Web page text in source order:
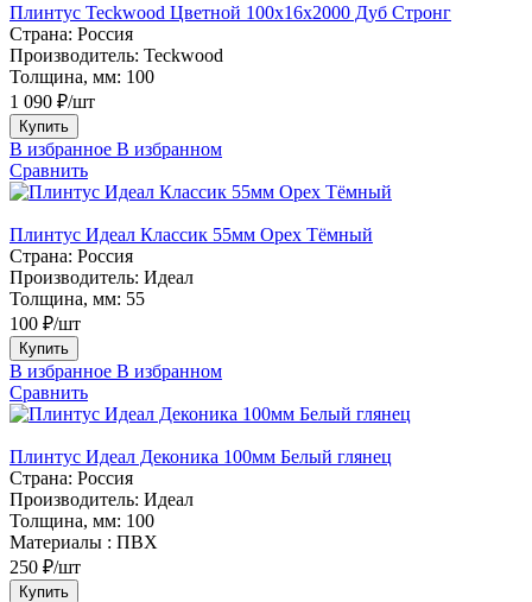
Плинтус Teckwood Цветной 100x16х2000 Дуб Стронг
Страна: Россия
Производитель: Teckwood
Толщина, мм: 100
1 090 ₽/шт
Купить
В избранное В избранном
Сравнить
Плинтус Идеал Классик 55мм Орех Тёмный
Страна: Россия
Производитель: Идеал
Толщина, мм: 55
100 ₽/шт
Купить
В избранное В избранном
Сравнить
Плинтус Идеал Деконика 100мм Белый глянец
Страна: Россия
Производитель: Идеал
Толщина, мм: 100
Материалы : ПВХ
250 ₽/шт
Купить